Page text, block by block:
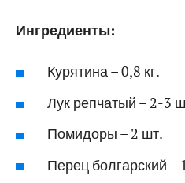
Ингредиенты:
Курятина – 0,8 кг.
Лук репчатый – 2-3
Помидоры – 2 шт.
Перец болгарский –